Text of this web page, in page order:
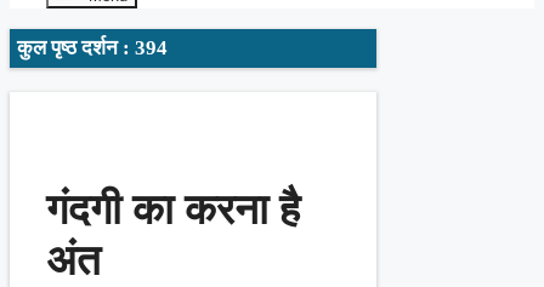
कुल पृष्ठ दर्शन : 394
गंदगी का करना है
अंत